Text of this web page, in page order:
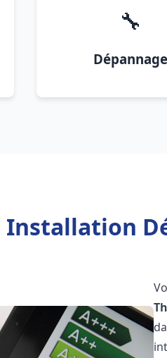
🔧
Dépannage
Installation